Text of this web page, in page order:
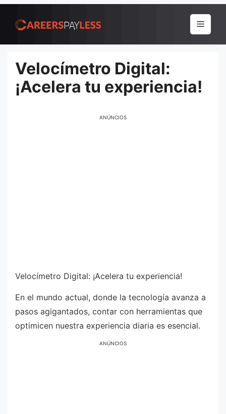
para
conteúdo
Menu
Velocímetro Digital:
¡Acelera tu experiencia!
ANÚNCIOS
Velocímetro Digital: ¡Acelera tu experiencia!
En el mundo actual, donde la tecnología avanza a
pasos agigantados, contar con herramientas que
optimicen nuestra experiencia diaria es esencial.
ANÚNCIOS